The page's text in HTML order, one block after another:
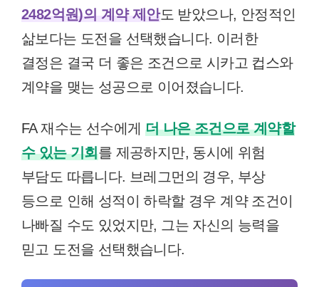
2482억원)의 계약 제안도 받았으나, 안정적인
삶보다는 도전을 선택했습니다. 이러한
결정은 결국 더 좋은 조건으로 시카고 컵스와
계약을 맺는 성공으로 이어졌습니다.
FA 재수는 선수에게 더 나은 조건으로 계약할
수 있는 기회를 제공하지만, 동시에 위험
부담도 따릅니다. 브레그먼의 경우, 부상
등으로 인해 성적이 하락할 경우 계약 조건이
나빠질 수도 있었지만, 그는 자신의 능력을
믿고 도전을 선택했습니다.